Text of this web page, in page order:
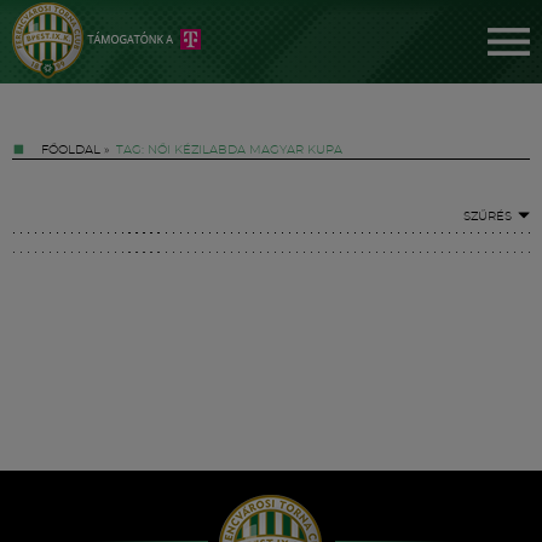
FŐOLDAL » TAG: NŐI KÉZILABDA MAGYAR KUPA
SZŰRÉS
Hírek